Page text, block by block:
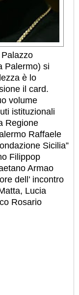
Palermo) si
è lo
il card.
volume
istituzionali
Regione
Raffaele
Sicilia”
Filippop
Armao
dell’ incontro
Lucia
Rosario